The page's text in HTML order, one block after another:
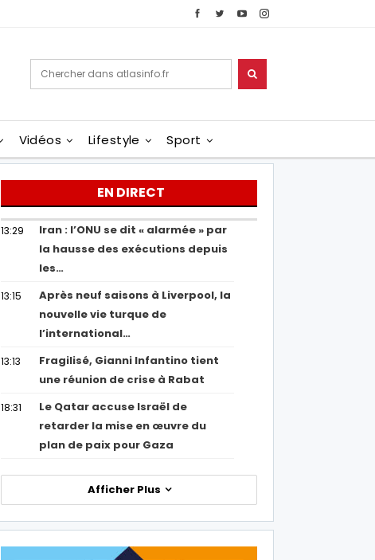
Vidéos Lifestyle Sport
EN DIRECT
13:29
Iran : l’ONU se dit « alarmée » par
la hausse des exécutions depuis
les…
13:15
Après neuf saisons à Liverpool, la
nouvelle vie turque de
l’international…
13:13
Fragilisé, Gianni Infantino tient
une réunion de crise à Rabat
18:31
Le Qatar accuse Israël de
retarder la mise en œuvre du
plan de paix pour Gaza
Afficher Plus